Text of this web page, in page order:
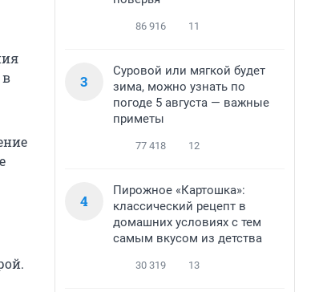
в
86 916 11
3
Суровой или мягкой будет
зима, можно узнать по
погоде 5 августа — важные
приметы
77 418 12
4
Пирожное «Картошка»:
классический рецепт в
домашних условиях с тем
самым вкусом из детства
30 319 13